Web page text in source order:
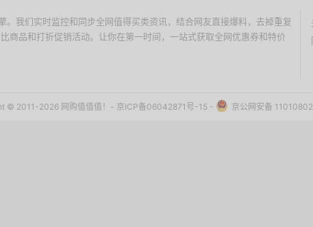
我们实时监控和同步全网值得买类资讯，结合网友直接爆料，去掉重复
商品和打折促销活动。让你在第一时间，一站式获取全网优惠券和特价
© 2011-2026 网购值值值！- 京ICP备06042871号-15 - 京公网安备